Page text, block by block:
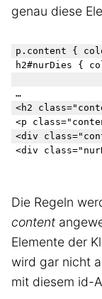
genau diese
p.content {
h2#nurDies {
…
<h2
<p
<div
<div
Die Regeln
content
Elemente der
wird gar nicht
mit diesem id-